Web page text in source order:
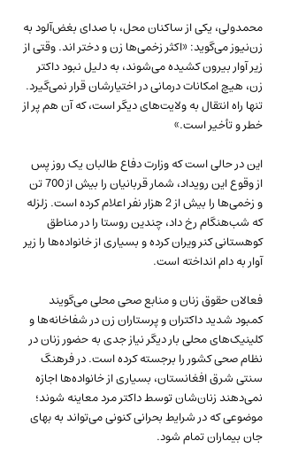
محمدولی، یکی از ساکنان محل، با صدای بغض‌آلود به
زن‌نیوز می‌گوید: «اکثر زخمی‌ها زن و دختر اند. وقتی از
زیر آوار بیرون کشیده می‌شوند، به دلیل نبود داکتر
زن، هیچ امکانات درمانی در اختیارشان قرار نمی‌گیرد.
تنها راه انتقال به ولایت‌های دیگر است، که آن هم پر از
خطر و تأخیر است.»
این در حالی است که وزارت دفاع طالبان یک روز پس
از وقوع این رویداد، شمار قربانیان را بیش از 700 تن
و زخمی‌ها را بیش از 2 هزار نفر اعلام کرده است. زلزله
که شب‌هنگام رخ داد، چندین روستا را در مناطق
کوهستانی کنر ویران کرده و بسیاری از خانواده‌ها را زیر
آوار به دام انداخته است.
فعالان حقوق زنان و منابع صحی محلی می‌گویند
کمبود شدید داکتران و پرستاران زن در شفاخانه‌ها و
کلینیک‌های محلی بار دیگر نیاز جدی به حضور زنان در
نظام صحی کشور را برجسته کرده است. در فرهنگ
سنتی شرق افغانستان، بسیاری از خانواده‌ها اجازه
نمی‌دهند زنان‌شان توسط داکتر مرد معاینه شوند؛
موضوعی که در شرایط بحرانی کنونی می‌تواند به بهای
جان بیماران تمام شود.